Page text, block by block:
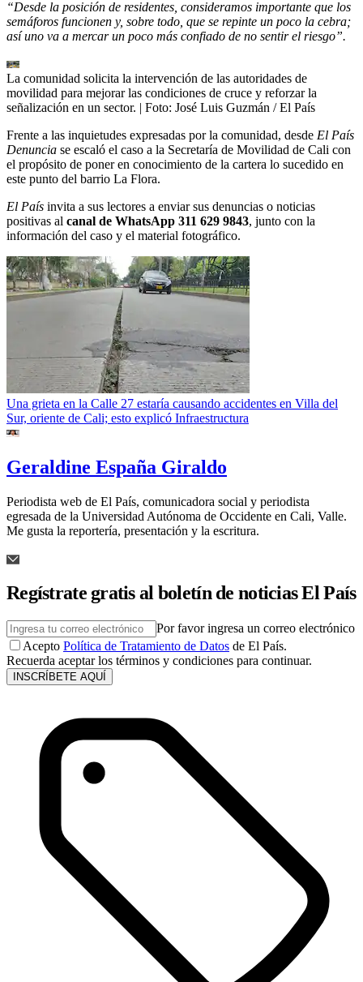
“Desde la posición de residentes, consideramos importante que los
semáforos funcionen y, sobre todo, que se repinte un poco la cebra;
así uno va a mercar un poco más confiado de no sentir el riesgo”.
La comunidad solicita la intervención de las autoridades de
movilidad para mejorar las condiciones de cruce y reforzar la
señalización en un sector. | Foto: José Luis Guzmán / El País
Frente a las inquietudes expresadas por la comunidad, desde El País
Denuncia se escaló el caso a la Secretaría de Movilidad de Cali con
el propósito de poner en conocimiento de la cartera lo sucedido en
este punto del barrio La Flora.
El País invita a sus lectores a enviar sus denuncias o noticias
positivas al canal de WhatsApp 311 629 9843, junto con la
información del caso y el material fotográfico.
Una grieta en la Calle 27 estaría causando accidentes en Villa del
Sur, oriente de Cali; esto explicó Infraestructura
Geraldine España Giraldo
Periodista web de El País, comunicadora social y periodista
egresada de la Universidad Autónoma de Occidente en Cali, Valle.
Me gusta la reportería, presentación y la escritura.
Regístrate gratis al boletín de noticias El País
Por favor ingresa un correo electrónico
Acepto Política de Tratamiento de Datos de El País.
Recuerda aceptar los términos y condiciones para continuar.
INSCRÍBETE AQUÍ